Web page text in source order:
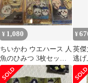
¥ 1,080
ちいかわ ウエハース 人
魚のひみつ 3枚セット
SR 全員集合 うさぎ 島
次郎
¥
英傑
逃げ
武将